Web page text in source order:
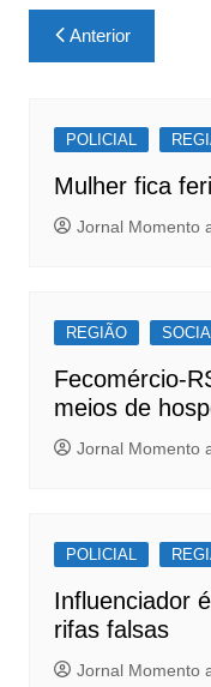
c
e
o
o
k
at
s
p
p
Navegação
de
Anterior
POLICIAL
Mulher fica
Jornal Momento
REGIÃO
Fecomércio-
meios de
Jornal Momento
POLICIAL
Influenciador
rifas falsas
Jornal Momento